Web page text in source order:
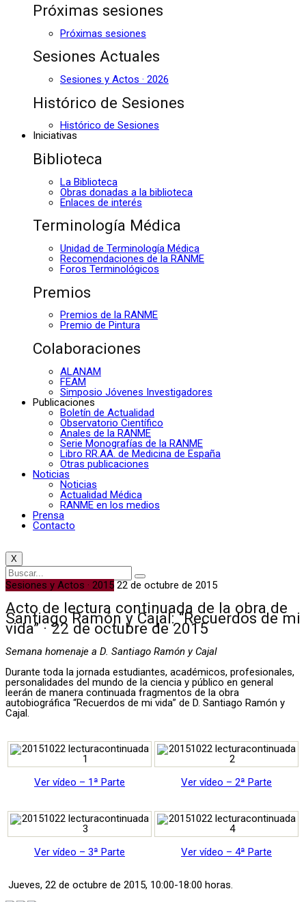
Próximas sesiones
Próximas sesiones
Sesiones Actuales
Sesiones y Actos · 2026
Histórico de Sesiones
Histórico de Sesiones
Iniciativas
Biblioteca
La Biblioteca
Obras donadas a la biblioteca
Enlaces de interés
Terminología Médica
Unidad de Terminología Médica
Recomendaciones de la RANME
Foros Terminológicos
Premios
Premios de la RANME
Premio de Pintura
Colaboraciones
ALANAM
FEAM
Simposio Jóvenes Investigadores
Publicaciones
Boletín de Actualidad
Observatorio Científico
Anales de la RANME
Serie Monografías de la RANME
Libro RR.AA. de Medicina de España
Otras publicaciones
Noticias
Noticias
Actualidad Médica
RANME en los medios
Prensa
Contacto
X
Sesiones y Actos · 2015 22 de octubre de 2015
Acto de lectura continuada de la obra de
Santiago Ramón y Cajal: “Recuerdos de mi
vida” · 22 de octubre de 2015
Semana homenaje a D. Santiago Ramón y Cajal
Durante toda la jornada estudiantes, académicos, profesionales,
personalidades del mundo de la ciencia y público en general
leerán de manera continuada fragmentos de la obra
autobiográfica “Recuerdos de mi vida” de D. Santiago Ramón y
Cajal.
Ver vídeo – 1ª Parte Ver vídeo – 2ª Parte
Ver vídeo – 3ª Parte Ver vídeo – 4ª Parte
Jueves, 22 de octubre de 2015, 10:00-18:00 horas.